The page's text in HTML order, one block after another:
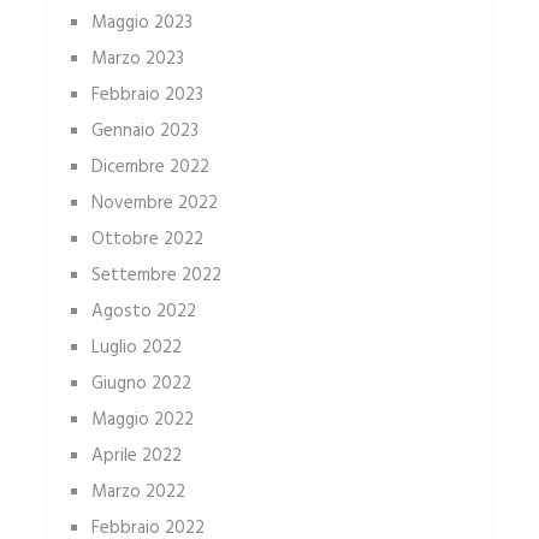
Maggio 2023
Marzo 2023
Febbraio 2023
Gennaio 2023
Dicembre 2022
Novembre 2022
Ottobre 2022
Settembre 2022
Agosto 2022
Luglio 2022
Giugno 2022
Maggio 2022
Aprile 2022
Marzo 2022
Febbraio 2022